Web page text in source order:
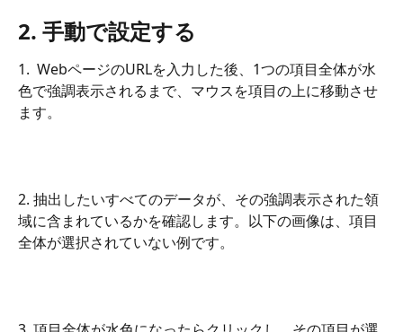
2. 手動で設定する
1.  WebページのURLを入力した後、1つの項目全体が水
色で強調表示されるまで、マウスを項目の上に移動させ
ます。
2. 抽出したいすべてのデータが、その強調表示された領
域に含まれているかを確認します。以下の画像は、項目
全体が選択されていない例です。